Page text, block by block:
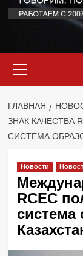
меню
ГЛАВНАЯ
ЗНАК КАЧЕСТВА
СИСТЕМА
Новости
RCEC
система